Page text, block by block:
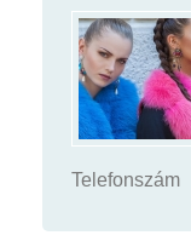
Telefonszám